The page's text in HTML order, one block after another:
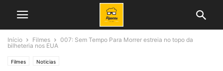
Início Filmes
007: Sem Tempo Para Morrer estreia no topo da
bilheteria nos EUA
Filmes Noticias